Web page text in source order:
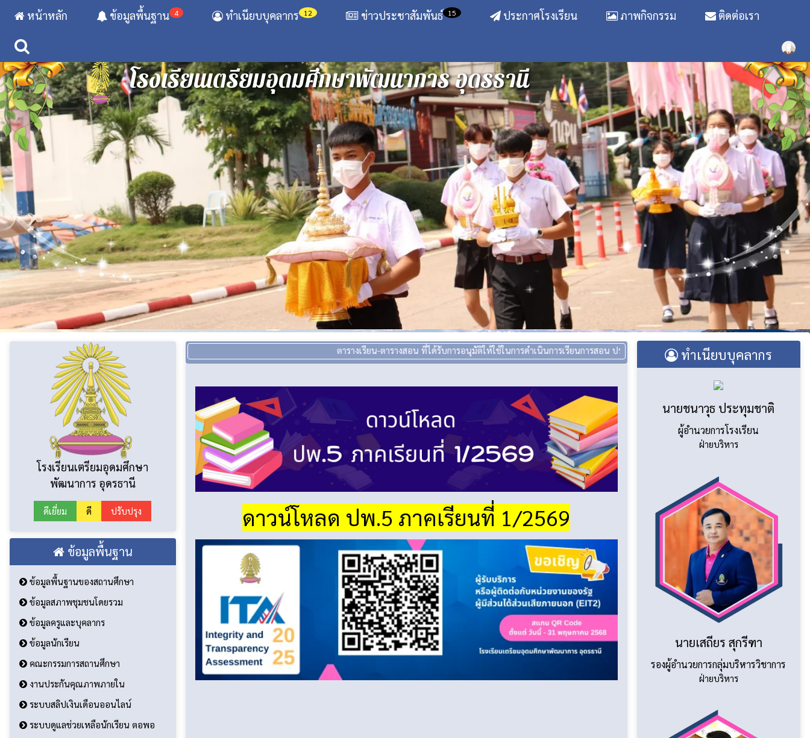
หน้าหลัก 4
ข้อมูลพื้นฐาน 12
ทำเนียบบุคลากร 15
ข่าวประชาสัมพันธ์ ประกาศโรงเรียน ภาพกิจกรรม ติดต่อเรา
โรงเรียนเตรียมอุดมศึกษาพัฒนาการ อุดรธานี
โรงเรียนเตรียมอุดมศึกษา
พัฒนาการ อุดรธานี
ดีเยี่ยม ดี ปรับปรุง
ข้อมูลพื้นฐาน
ข้อมูลพื้นฐานของสถานศึกษา
ข้อมูลสภาพชุมชนโดยรวม
ข้อมูลครูและบุคลากร
ข้อมูลนักเรียน
คณะกรรมการสถานศึกษา
งานประกันคุณภาพภายใน
ระบบสลิปเงินเดือนออนไลน์
ระบบดูแลช่วยเหลือนักเรียน ตอพอ
ตารางเรียน-ตารางสอน ที่ได้รับการอนุมัติให้ใช้ในการดำเนินการเรียนการสอน ประจำปีการศึกษา 1/2569 คำสั่งโรงเรียนที่ 156/2569 เรื่อง มอบ
ดาวน์โหลด ปพ.5 ภาคเรียนที่ 1/2569
ทำเนียบบุคลากร
นายชนาวุธ ประทุมชาติ
ผู้อำนวยการโรงเรียน
ฝ่ายบริหาร
นายเสถียร สุกรีฑา
รองผู้อำนวยการกลุ่มบริหารวิชาการ
ฝ่ายบริหาร